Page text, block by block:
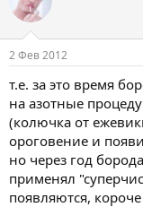
2 Фев 2012
т.е. за это время
на азотные
(колючка от
ороговение и
но через год
применял
появляются,